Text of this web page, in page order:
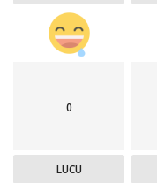
0
LUCU